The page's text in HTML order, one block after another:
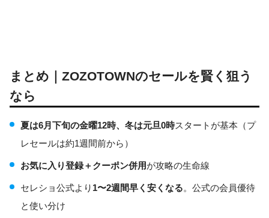
まとめ｜ZOZOTOWNのセールを賢く狙う
なら
夏は6月下旬の金曜12時、冬は元旦0時スタートが基本（プ
レセールは約1週間前から）
お気に入り登録＋クーポン併用が攻略の生命線
セレショ公式より 1〜2週間早く安くなる。公式の会員優待
と使い分け